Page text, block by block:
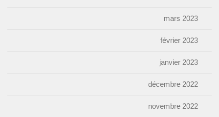
mars 2023
février 2023
janvier 2023
décembre 2022
novembre 2022